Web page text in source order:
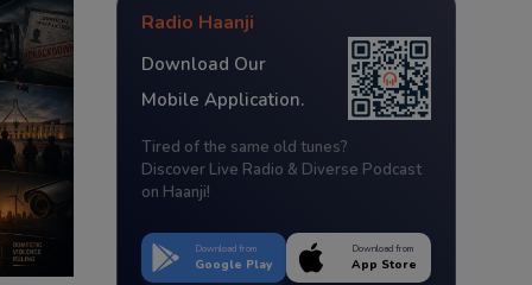
Radio Haanji
Download Our
Mobile Application.
Tired of the same old tunes?
Discover Live Radio & Diverse Podcast
on Haanji!
Download from
Google Play
Download from
App Store